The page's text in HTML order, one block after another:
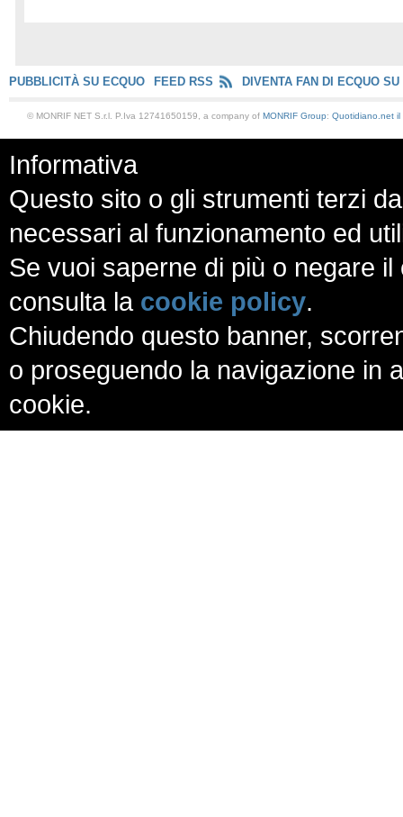
PUBBLICITÀ SU ECQUO FEED RSS DIVENTA FAN DI ECQUO SU
© MONRIF NET S.r.l. P.Iva 12741650159, a company of MONRIF Group: Quotidiano.net il
Informativa
Questo sito o gli strumenti terzi
necessari al funzionamento ed
Se vuoi saperne di più o negare
consulta la cookie policy.
Chiudendo questo banner,
o proseguendo la navigazione in
cookie.